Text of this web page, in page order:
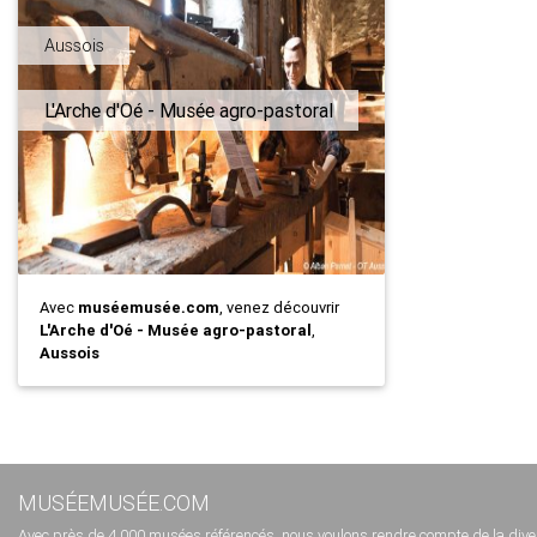
Aussois
L'Arche d'Oé - Musée agro-pastoral
Avec muséemusée.com, venez découvrir
L'Arche d'Oé - Musée agro-pastoral,
Aussois
MUSÉEMUSÉE.COM